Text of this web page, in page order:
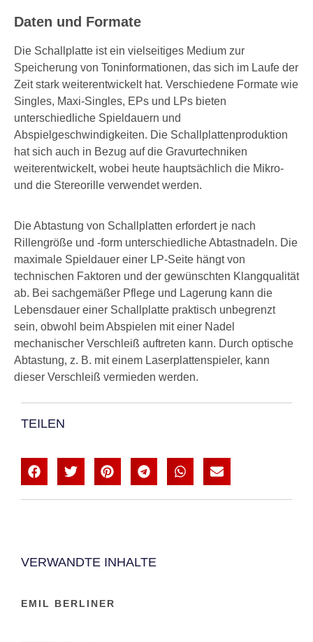
Daten und Formate
Die Schallplatte ist ein vielseitiges Medium zur
Speicherung von Toninformationen, das sich im Laufe der
Zeit stark weiterentwickelt hat. Verschiedene Formate wie
Singles, Maxi-Singles, EPs und LPs bieten
unterschiedliche Spieldauern und
Abspielgeschwindigkeiten. Die Schallplattenproduktion
hat sich auch in Bezug auf die Gravurtechniken
weiterentwickelt, wobei heute hauptsächlich die Mikro-
und die Stereorille verwendet werden.
Die Abtastung von Schallplatten erfordert je nach
Rillengröße und -form unterschiedliche Abtastnadeln. Die
maximale Spieldauer einer LP-Seite hängt von
technischen Faktoren und der gewünschten Klangqualität
ab. Bei sachgemäßer Pflege und Lagerung kann die
Lebensdauer einer Schallplatte praktisch unbegrenzt
sein, obwohl beim Abspielen mit einer Nadel
mechanischer Verschleiß auftreten kann. Durch optische
Abtastung, z. B. mit einem Laserplattenspieler, kann
dieser Verschleiß vermieden werden.
TEILEN
VERWANDTE INHALTE
EMIL BERLINER